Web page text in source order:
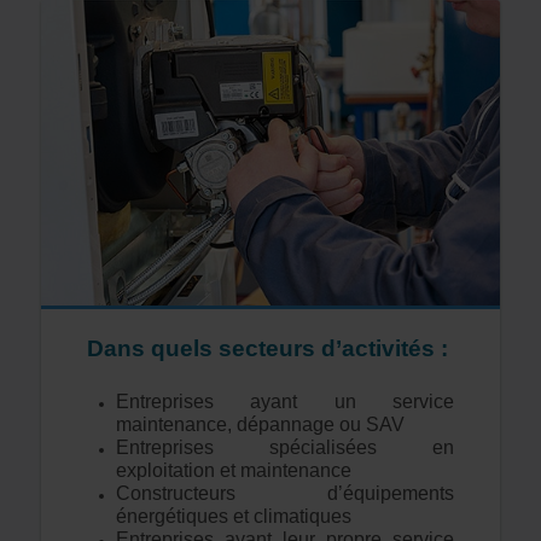
Dans quels secteurs d’activités :
Entreprises ayant un service
maintenance, dépannage ou SAV
Entreprises spécialisées en
exploitation et maintenance
Constructeurs d’équipements
énergétiques et climatiques